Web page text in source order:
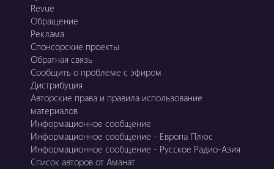
Revue
Обращение
Реклама
Спонсорские проекты
Обратная связь
Сообщить о проблеме с эфиром
Дистрибуция
Авторские права и правила использование
материалов
Информационное сообщение
Информационное сообщение - Европа Плюс
Информационное сообщение - Русское Радио-Азия
Список авторов от Аманат